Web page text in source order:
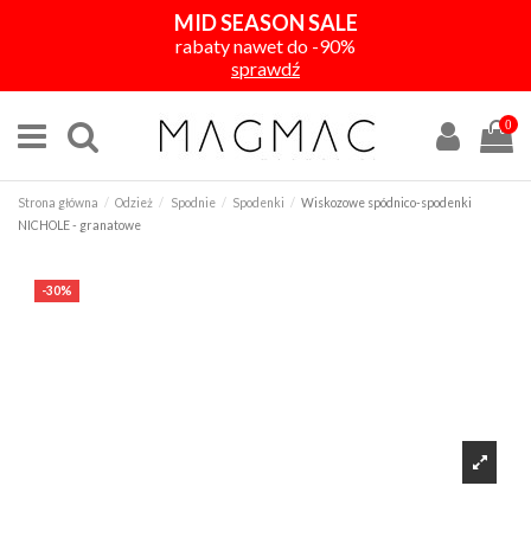
MID SEASON SALE
rabaty nawet do -90%
sprawdź
0
Strona główna Odzież Spodnie Spodenki
Wiskozowe spódnico-spodenki
NICHOLE - granatowe
-30%